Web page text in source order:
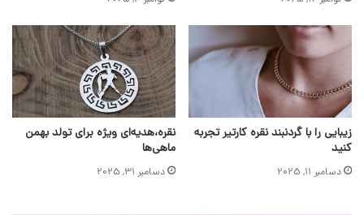
زیبایی را با گردنبند نقره کارتیر تجربه
کنید
دسامبر 11, 2025
نقره،هدیه‌ای ویژه برای تولد بهمن
ماهی‌ها
دسامبر 31, 2025